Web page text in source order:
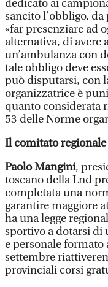
dedicato ai
sancito l’obbligo,
«far presenziare ad
alternativa, di avere
un’ambulanza con
tale obbligo deve
può disputarsi, con
organizzatrice è
quanto considerata
53 delle Norme
Il comitato regionale
Paolo Mangini,
toscano della Lnd
completata una
garantire maggiore
ha una legge
sportivo a dotarsi
e personale
settembre
provinciali corsi